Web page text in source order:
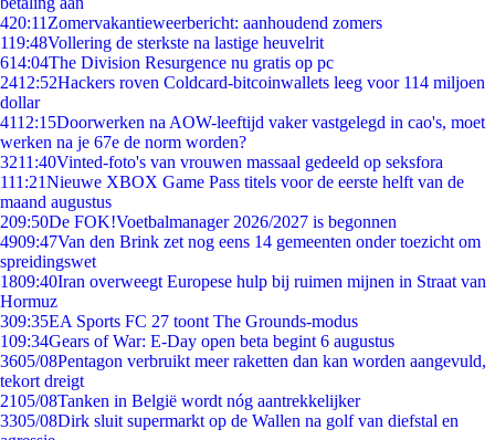
420:11 Zomervakantieweerbericht: aanhoudend zomers
119:48Vollering de sterkste na lastige heuvelrit
614:04The Division Resurgence nu gratis op pc
2412:52Hackers roven Coldcard-bitcoinwallets leeg voor 114 miljoen
dollar
4112:15Doorwerken na AOW-leeftijd vaker vastgelegd in cao's, moet
werken na je 67e de norm worden?
3211:40Vinted-foto's van vrouwen massaal gedeeld op seksfora
111:21Nieuwe XBOX Game Pass titels voor de eerste helft van de
maand augustus
209:50De FOK!Voetbalmanager 2026/2027 is begonnen
4909:47Van den Brink zet nog eens 14 gemeenten onder toezicht om
spreidingswet
1809:40Iran overweegt Europese hulp bij ruimen mijnen in Straat van
Hormuz
309:35EA Sports FC 27 toont The Grounds-modus
109:34Gears of War: E-Day open beta begint 6 augustus
3605/08Pentagon verbruikt meer raketten dan kan worden aangevuld,
tekort dreigt
2105/08Tanken in België wordt nóg aantrekkelijker
3305/08Dirk sluit supermarkt op de Wallen na golf van diefstal en